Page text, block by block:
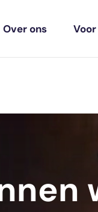
Over ons